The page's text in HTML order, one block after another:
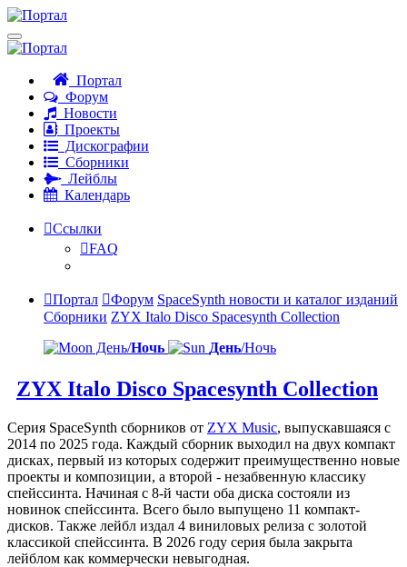
Портал
Форум
Новости
Проекты
Дискографии
Сборники
Лейблы
Календарь
Ссылки
FAQ
Портал Форум SpaceSynth новости и каталог изданий
Сборники ZYX Italo Disco Spacesynth Collection
День/Ночь День/Ночь
ZYX Italo Disco Spacesynth Collection
Серия SpaceSynth сборников от ZYX Music, выпускавшаяся с
2014 по 2025 года. Каждый сборник выходил на двух компакт
дисках, первый из которых содержит преимущественно новые
проекты и композиции, а второй - незабвенную классику
спейссинта. Начиная с 8-й части оба диска состояли из
новинок спейссинта. Всего было выпущено 11 компакт-
дисков. Также лейбл издал 4 виниловых релиза с золотой
классикой спейссинта. В 2026 году серия была закрыта
лейблом как коммерчески невыгодная.